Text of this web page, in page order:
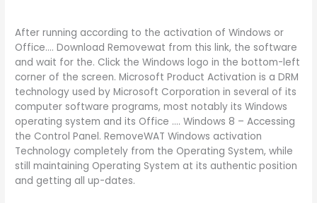
After running according to the activation of Windows or
Office…. Download Removewat from this link, the software
and wait for the. Click the Windows logo in the bottom-left
corner of the screen. Microsoft Product Activation is a DRM
technology used by Microsoft Corporation in several of its
computer software programs, most notably its Windows
operating system and its Office …. Windows 8 – Accessing
the Control Panel. RemoveWAT Windows activation
Technology completely from the Operating System, while
still maintaining Operating System at its authentic position
and getting all up-dates.